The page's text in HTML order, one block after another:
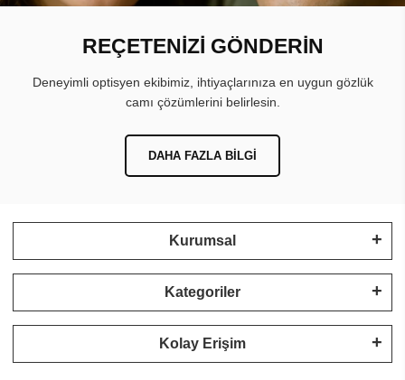
REÇETENİZİ GÖNDERİN
Deneyimli optisyen ekibimiz, ihtiyaçlarınıza en uygun gözlük
camı çözümlerini belirlesin.
DAHA FAZLA BILGI
Kurumsal
Kategoriler
Kolay Erişim